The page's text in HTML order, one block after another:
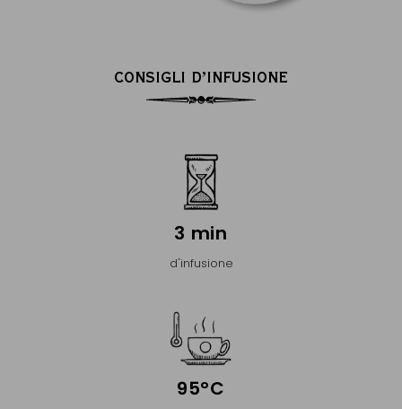
CONSIGLI D’INFUSIONE
3 min
d'infusione
95°C